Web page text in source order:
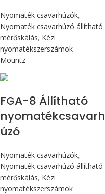
Nyomaték csavarhúzók,
Nyomaték csavarhúzó állítható
mérőskálás, Kézi
nyomatékszerszámok
Mountz
FGA-8 Állítható
nyomatékcsavarh
úzó
Nyomaték csavarhúzók,
Nyomaték csavarhúzó állítható
mérőskálás, Kézi
nyomatékszerszámok